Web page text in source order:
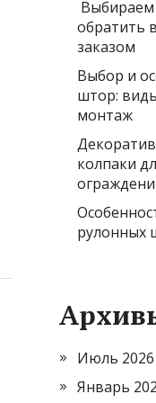
Выбираем
обратить
заказом
Выбор и
штор:
монтаж
колпаки
рулонных
Июль 2026
Январь